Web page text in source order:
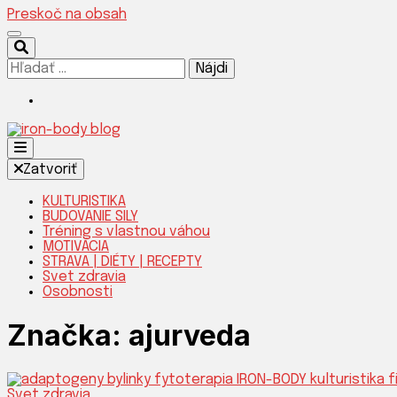
Preskoč na obsah
Hľadať:
IRON-
Silnejšia verzia teba!
Zatvoriť
KULTURISTIKA
BUDOVANIE SILY
Tréning s vlastnou váhou
MOTIVÁCIA
STRAVA | DIÉTY | RECEPTY
Svet zdravia
Osobnosti
Značka: ajurveda